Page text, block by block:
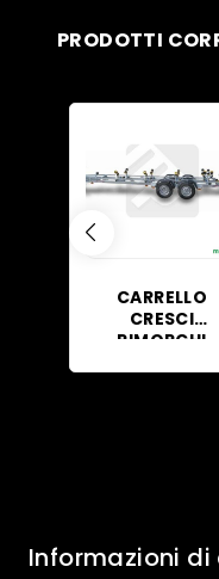
PRODOTTI
CARRELLO
CRESCI
RIMORCHI
Informazioni